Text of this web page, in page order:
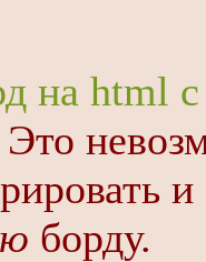
на html
Это
борду.